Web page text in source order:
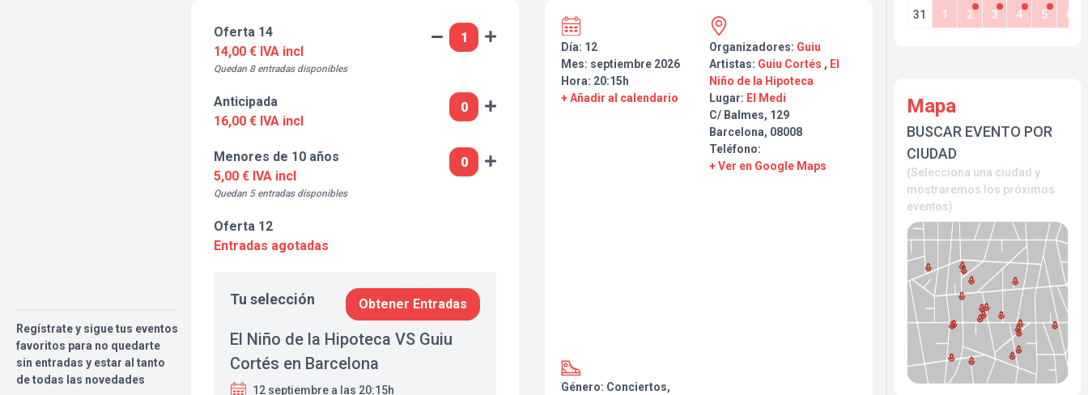
Regístrate y sigue tus eventos
favoritos para no quedarte
sin entradas y estar al tanto
de todas las novedades
Oferta 14
14,00 € IVA incl
Quedan 8 entradas disponibles
Anticipada
16,00 € IVA incl
Menores de 10 años
5,00 € IVA incl
Quedan 5 entradas disponibles
Oferta 12
Entradas agotadas
Tu selección Obtener Entradas
El Niño de la Hipoteca VS Guiu
Cortés en Barcelona
12 septiembre a las 20:15h
Día: 12
Mes: septiembre 2026
Hora: 20:15h
+ Añadir al calendario
Organizadores: Guiu
Artistas: Guiu Cortés , El
Niño de la Hipoteca
Lugar: El Medi
C/ Balmes, 129
Barcelona, 08008
Teléfono:
+ Ver en Google Maps
Género: Conciertos,
31 1 2 3 4 5 6
Mapa
BUSCAR EVENTO POR
CIUDAD
(Selecciona una ciudad y
mostraremos los próximos
eventos)